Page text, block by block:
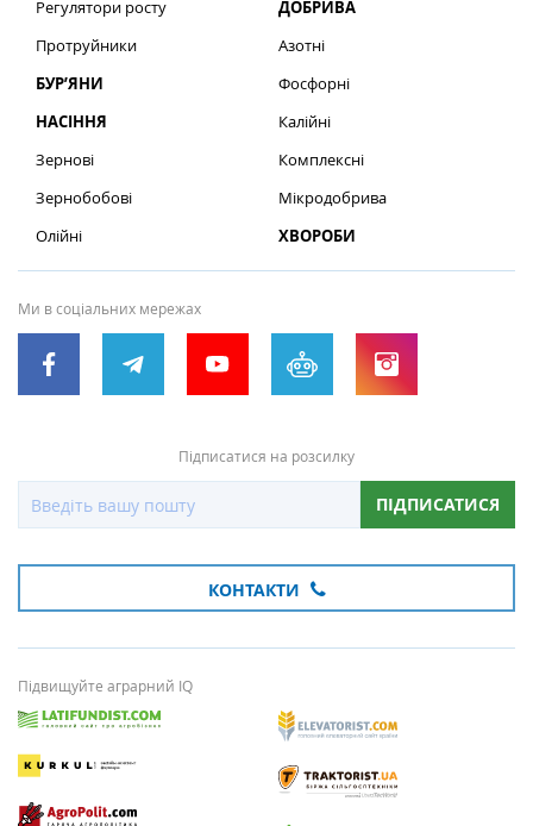
Регулятори росту
Протруйники
БУР’ЯНИ
НАСІННЯ
Зернові
Зернобобові
Олійні
ДОБРИВА
Азотні
Фосфорні
Калійні
Комплексні
Мікродобрива
ХВОРОБИ
Ми в соціальних мережах
Підписатися на розсилку
ПІДПИСАТИСЯ
КОНТАКТИ
Підвищуйте аграрний IQ